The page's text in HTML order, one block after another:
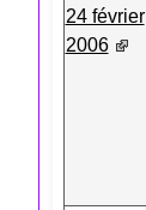
24 février
2006